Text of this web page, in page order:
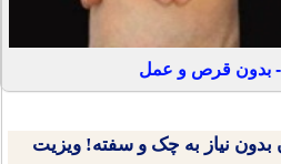
- بدون قرص و عمل
بدون نیاز به چک و سفته! ویزیت